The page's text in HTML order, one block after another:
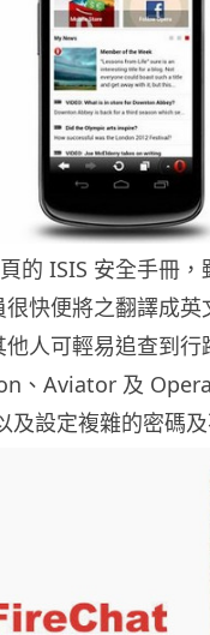
的 ISIS 安全手冊
快便將之翻譯成
人可輕易追查到行
、Aviator 及
及設定複雜的密碼